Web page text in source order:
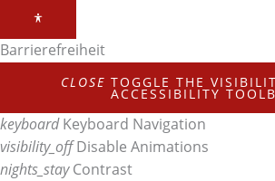
Barrierefreiheit
CLOSE TOGGLE THE
ACCESSIBILITY
keyboard Keyboard Navigation
visibility_off Disable Animations
nights_stay Contrast